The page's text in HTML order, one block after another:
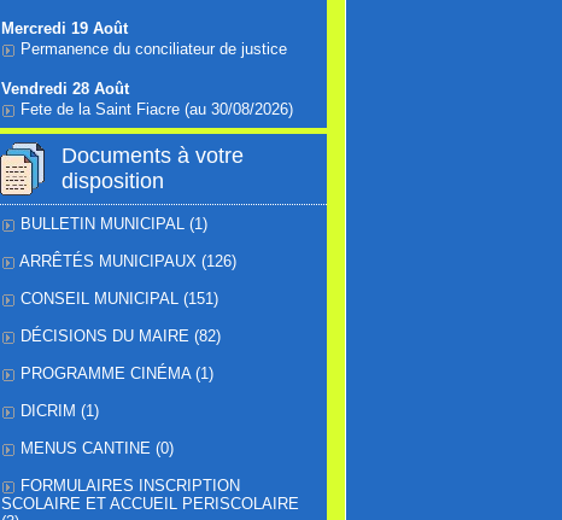
Mercredi 19 Août
Permanence du conciliateur de justice
Vendredi 28 Août
Fete de la Saint Fiacre (au 30/08/2026)
Documents à votre
disposition
BULLETIN MUNICIPAL (1)
ARRÊTÉS MUNICIPAUX (126)
CONSEIL MUNICIPAL (151)
DÉCISIONS DU MAIRE (82)
PROGRAMME CINÉMA (1)
DICRIM (1)
MENUS CANTINE (0)
FORMULAIRES INSCRIPTION
SCOLAIRE ET ACCUEIL PERISCOLAIRE